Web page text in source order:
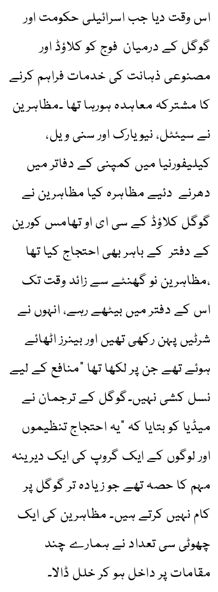
اس وقت دیا جب اسرائیلی حکومت اور
گوگل کے درمیان فوج کو کلاؤڈ اور
مصنوعی ذہانت کی خدمات فراہم کرنے
کا مشترکہ معاہدہ ہورہا تھا ۔مظاہرین
نے سیئٹل، نیویارک اور سنی ویل،
کیلیفورنیا میں کمپنی کے دفاتر میں
دھرنے دئیے مظاہرہ کیا مظاہرین نے
گوگل کلاؤڈ کے سی ای او تھامس کورین
کے دفتر کے باہر بھی احتجاج کیا تھا
،مظاہرین نو گھنٹے سے زائد وقت تک
اس کے دفتر میں بیٹھے رہے، انہوں نے
شرٹیں پہن رکھی تھیں اور بینرز اٹھائے
ہوئے تھے جن پر لکھا تھا "منافع کے لیے
نسل کشی نہیں۔گوگل کے ترجمان نے
میڈیا کو بتایا کہ "یہ احتجاج تنظیموں
اور لوگوں کے ایک گروپ کی ایک دیرینہ
مہم کا حصہ تھے جو زیادہ تر گوگل پر
کام نہیں کرتے ہیں۔ مظاہرین کی ایک
چھوٹی سی تعداد نے ہمارے چند
مقامات پر داخل ہو کر خلل ڈالا۔